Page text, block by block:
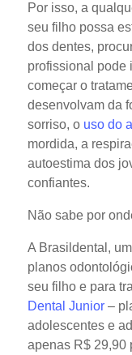
Por isso, a
seu filho possa
dos dentes,
profissional pode
começar o
desenvolvam da
sorriso, o uso do
mordida, a
autoestima dos
confiantes.
Não sabe por
A Brasildental,
planos
seu filho e para
Dental Junior–
adolescentes e
apenas R$ 29,90